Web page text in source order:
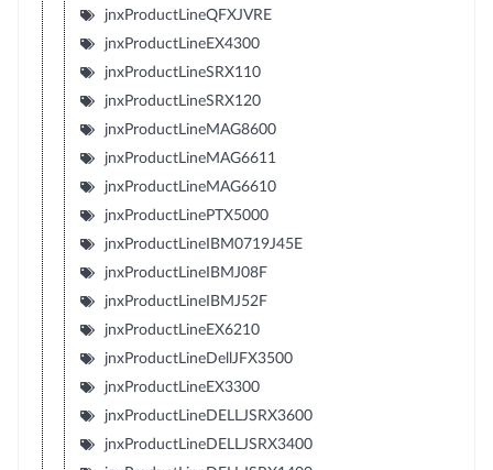
jnxProductLineQFXJVRE
jnxProductLineEX4300
jnxProductLineSRX110
jnxProductLineSRX120
jnxProductLineMAG8600
jnxProductLineMAG6611
jnxProductLineMAG6610
jnxProductLinePTX5000
jnxProductLineIBM0719J45E
jnxProductLineIBMJ08F
jnxProductLineIBMJ52F
jnxProductLineEX6210
jnxProductLineDellJFX3500
jnxProductLineEX3300
jnxProductLineDELLJSRX3600
jnxProductLineDELLJSRX3400